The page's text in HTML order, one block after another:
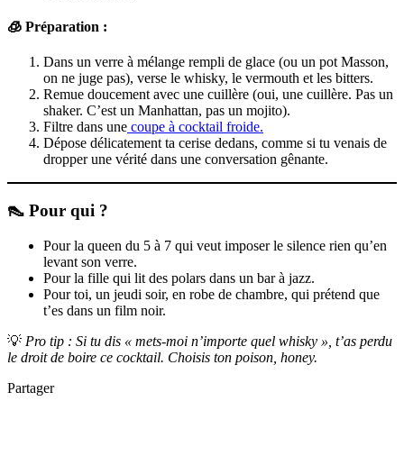
🧊 Préparation :
Dans un verre à mélange rempli de glace (ou un pot Masson,
on ne juge pas), verse le whisky, le vermouth et les bitters.
Remue doucement avec une cuillère (oui, une cuillère. Pas un
shaker. C’est un Manhattan, pas un mojito).
Filtre dans une coupe à cocktail froide.
Dépose délicatement ta cerise dedans, comme si tu venais de
dropper une vérité dans une conversation gênante.
👠 Pour qui ?
Pour la queen du 5 à 7 qui veut imposer le silence rien qu’en
levant son verre.
Pour la fille qui lit des polars dans un bar à jazz.
Pour toi, un jeudi soir, en robe de chambre, qui prétend que
t’es dans un film noir.
💡 Pro tip : Si tu dis « mets-moi n’importe quel whisky », t’as perdu
le droit de boire ce cocktail. Choisis ton poison, honey.
Partager